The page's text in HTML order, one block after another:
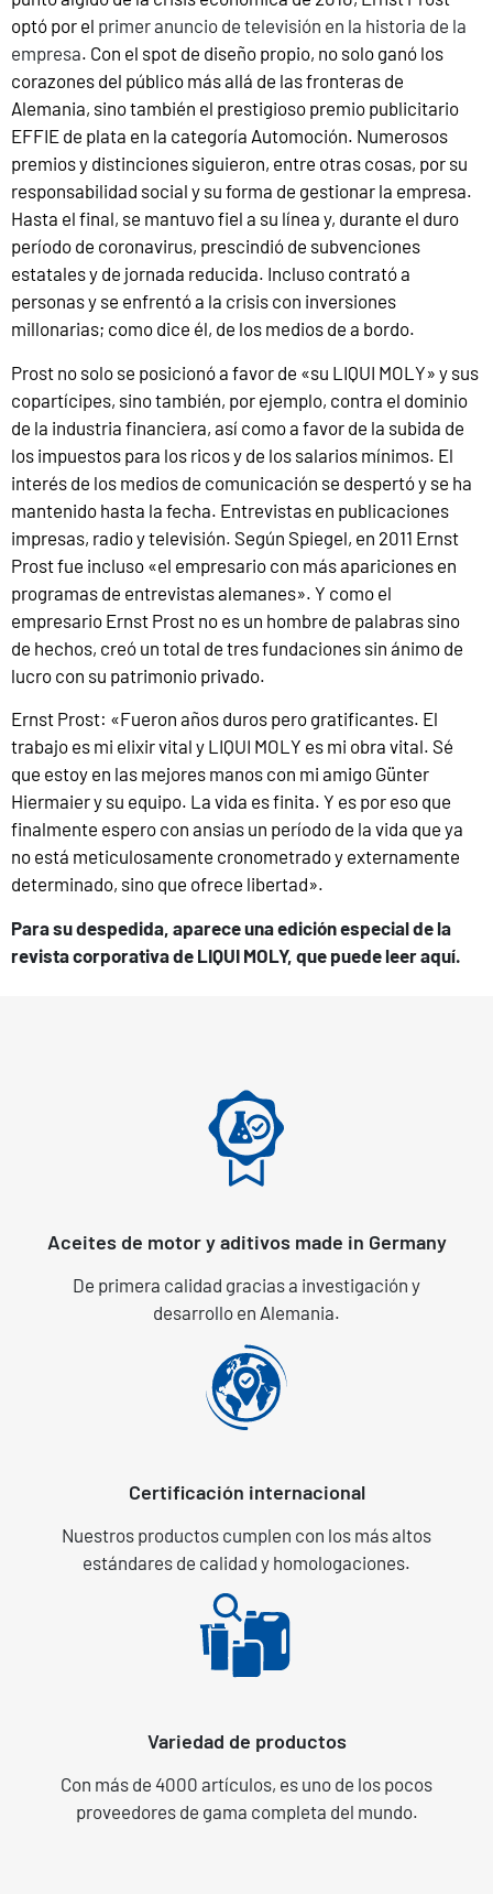
optó por el primer anuncio de televisión en la historia de la
empresa. Con el spot de diseño propio, no solo ganó los
corazones del público más allá de las fronteras de
Alemania, sino también el prestigioso premio publicitario
EFFIE de plata en la categoría Automoción. Numerosos
premios y distinciones siguieron, entre otras cosas, por su
responsabilidad social y su forma de gestionar la empresa.
Hasta el final, se mantuvo fiel a su línea y, durante el duro
período de coronavirus, prescindió de subvenciones
estatales y de jornada reducida. Incluso contrató a
personas y se enfrentó a la crisis con inversiones
millonarias; como dice él, de los medios de a bordo.
Prost no solo se posicionó a favor de «su LIQUI MOLY» y sus
copartícipes, sino también, por ejemplo, contra el dominio
de la industria financiera, así como a favor de la subida de
los impuestos para los ricos y de los salarios mínimos. El
interés de los medios de comunicación se despertó y se ha
mantenido hasta la fecha. Entrevistas en publicaciones
impresas, radio y televisión. Según Spiegel, en 2011 Ernst
Prost fue incluso «el empresario con más apariciones en
programas de entrevistas alemanes». Y como el
empresario Ernst Prost no es un hombre de palabras sino
de hechos, creó un total de tres fundaciones sin ánimo de
lucro con su patrimonio privado.
Ernst Prost: «Fueron años duros pero gratificantes. El
trabajo es mi elixir vital y LIQUI MOLY es mi obra vital. Sé
que estoy en las mejores manos con mi amigo Günter
Hiermaier y su equipo. La vida es finita. Y es por eso que
finalmente espero con ansias un período de la vida que ya
no está meticulosamente cronometrado y externamente
determinado, sino que ofrece libertad».
Para su despedida, aparece una edición especial de la
revista corporativa de LIQUI MOLY, que puede leer aquí.
Aceites de motor y aditivos made in Germany
De primera calidad gracias a investigación y
desarrollo en Alemania.
Certificación internacional
Nuestros productos cumplen con los más altos
estándares de calidad y homologaciones.
Variedad de productos
Con más de 4000 artículos, es uno de los pocos
proveedores de gama completa del mundo.